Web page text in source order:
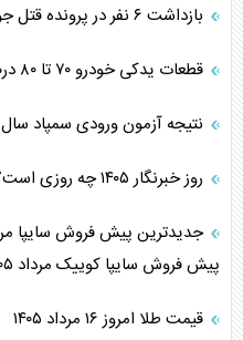
بازداشت ۶ نفر در پرونده قتل جوانی در ستارخان
قطعات یدکی خودرو ۷۰ تا ۸۰ درصد گران شد
نتیجه آزمون ورودی سمپاد سال ۱۴۰۵ اعلام شد
روز خبرنگار ۱۴۰۵ چه روزی است؟ + پیام تبریک روز خبرنگار ۱۴۰۵
پیش فروش سایپا کوییک مرداد ۱۴۰۵ اعلام شد
قیمت طلا امروز ۱۶ مرداد ۱۴۰۵